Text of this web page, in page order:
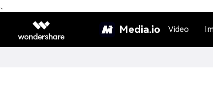
、
Media.io Video